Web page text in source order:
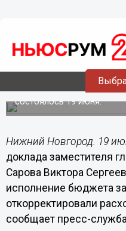
Депутаты
назначили дату
Заключительное
состоялось 19 июня.
Нижний Новгород. 19
доклада заместителя
Сарова Виктора
исполнение бюджета
откорректировали
сообщает пресс-